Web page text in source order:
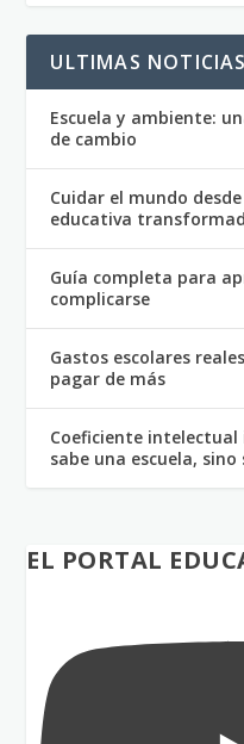
ULTIMAS NOTICIAS
Escuela y ambiente:
de cambio
Cuidar el mundo
educativa
Guía completa para
complicarse
Gastos escolares
pagar de más
Coeficiente
sabe una escuela,
EL PORTAL